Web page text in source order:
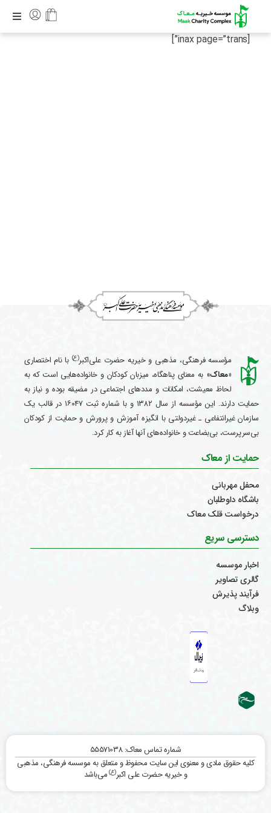
[inax page=”trans”]
مؤسسه فرهنگی، مذهبی و خیریه حضرت علی‌اکبر(ع) با نام اختصاری
«معاک» به معنای پناهگاه، میزبان کودکان و خانواده‌هایی است که به
لحاظ معیشت، امکانات و مددهای اجتماعی در مضیقه بوده و نیاز به
حمایت دارند. این مؤسسه از سال ۱۳۸۲ و با شماره ثبت ۱۶۰۴۷ در قالب یک
سازمان غیرانتفاعی ـ غیردولتی با انگیزه آموزش و پرورش و حمایت از کودکان
بی‌سرپرست، بی‌بضاعت و خانواده‌های آنها آغاز به کار کرد.
حمایت از معاک
محفل مهربانی
باشگاه داوطلبان
درخواست قلک معاک
دسترسی سریع
اخبار موسسه
گالری تصاویر
فرآیند پذیرش
وبلاگ
شماره تماس معاک: 55571038
کلیه حقوق مادی و معنوی این سایت محفوظ و متعلق به موسسه فرهنگی، مذهبی
و خیریه حضرت علی اکبر(ع) می‌باشد